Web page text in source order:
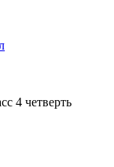
4 четверть